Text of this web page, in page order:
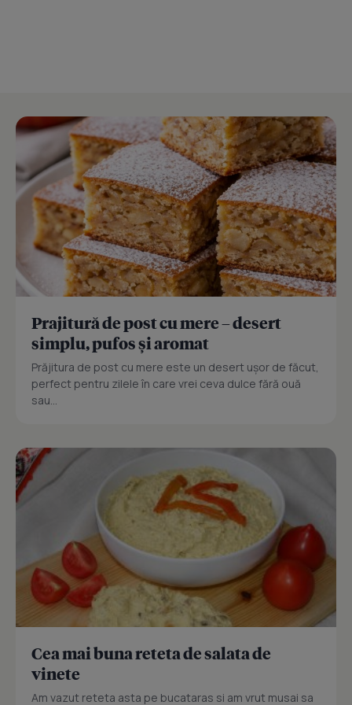
Prajitură de post cu mere – desert
simplu, pufos și aromat
Prăjitura de post cu mere este un desert ușor de făcut,
perfect pentru zilele în care vrei ceva dulce fără ouă
sau...
Cea mai buna reteta de salata de
vinete
Am vazut reteta asta pe bucataras si am vrut musai sa